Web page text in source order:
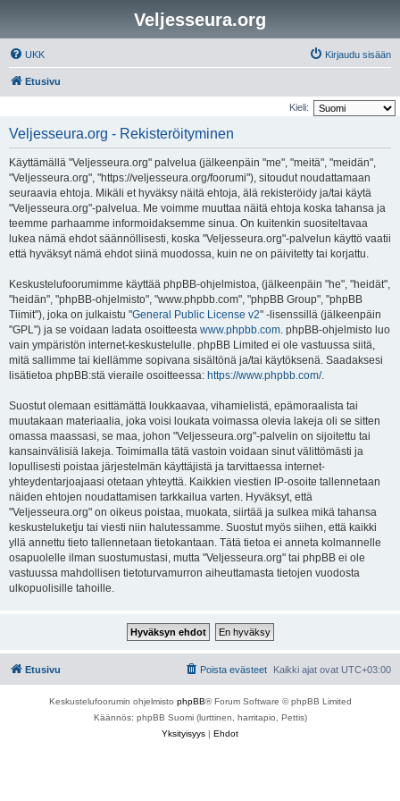
Veljesseura.org
UKK Kirjaudu sisään
Etusivu
Kieli:
Veljesseura.org - Rekisteröityminen
Käyttämällä "Veljesseura.org" palvelua (jälkeenpäin "me", "meitä", "meidän",
"Veljesseura.org", "https://veljesseura.org/foorumi"), sitoudut noudattamaan
seuraavia ehtoja. Mikäli et hyväksy näitä ehtoja, älä rekisteröidy ja/tai käytä
"Veljesseura.org"-palvelua. Me voimme muuttaa näitä ehtoja koska tahansa ja
teemme parhaamme informoidaksemme sinua. On kuitenkin suositeltavaa
lukea nämä ehdot säännöllisesti, koska "Veljesseura.org"-palvelun käyttö vaatii
että hyväksyt nämä ehdot siinä muodossa, kuin ne on päivitetty tai korjattu.
Keskustelufoorumimme käyttää phpBB-ohjelmistoa, (jälkeenpäin "he", "heidät",
"heidän", "phpBB-ohjelmisto", "www.phpbb.com", "phpBB Group", "phpBB
Tiimit"), joka on julkaistu "General Public License v2" -lisenssillä (jälkeenpäin
"GPL") ja se voidaan ladata osoitteesta www.phpbb.com. phpBB-ohjelmisto luo
vain ympäristön internet-keskustelulle. phpBB Limited ei ole vastuussa siitä,
mitä sallimme tai kiellämme sopivana sisältönä ja/tai käytöksenä. Saadaksesi
lisätietoa phpBB:stä vieraile osoitteessa: https://www.phpbb.com/.
Suostut olemaan esittämättä loukkaavaa, vihamielistä, epämoraalista tai
muutakaan materiaalia, joka voisi loukata voimassa olevia lakeja oli se sitten
omassa maassasi, se maa, johon "Veljesseura.org"-palvelin on sijoitettu tai
kansainvälisiä lakeja. Toimimalla tätä vastoin voidaan sinut välittömästi ja
lopullisesti poistaa järjestelmän käyttäjistä ja tarvittaessa internet-
yhteydentarjoajaasi otetaan yhteyttä. Kaikkien viestien IP-osoite tallennetaan
näiden ehtojen noudattamisen tarkkailua varten. Hyväksyt, että
"Veljesseura.org" on oikeus poistaa, muokata, siirtää ja sulkea mikä tahansa
keskusteluketju tai viesti niin halutessamme. Suostut myös siihen, että kaikki
yllä annettu tieto tallennetaan tietokantaan. Tätä tietoa ei anneta kolmannelle
osapuolelle ilman suostumustasi, mutta "Veljesseura.org" tai phpBB ei ole
vastuussa mahdollisen tietoturvamurron aiheuttamasta tietojen vuodosta
ulkopuolisille tahoille.
Etusivu Kaikki ajat ovat UTC+03:00
Poista evästeet
Keskustelufoorumin ohjelmisto phpBB® Forum Software © phpBB Limited
Käännös: phpBB Suomi (lurttinen, harritapio, Pettis)
Yksityisyys | Ehdot